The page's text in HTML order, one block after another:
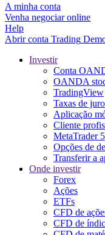
A minha conta
Venha negociar online
Help
Abrir conta Trading
Investir
Conta
OANDA
TradingView
Taxas de juro
Aplicação
Cliente
MetaTrader 5
Opções de
Transferir a
Onde investir
Forex
Ações
ETFs
CFD de
CFD de